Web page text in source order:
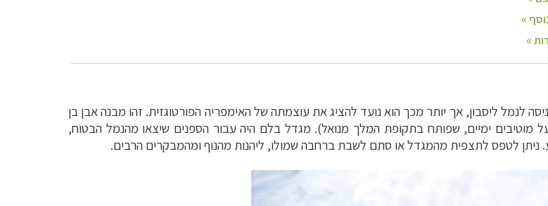
להגן על הכניסה לנמל ליסבון, אך יותר מכך הוא נועד להציג את עוצמתה של האימפריה הפורטוגזית. זהו מבנה אבן בן
בעל מוטיבים ימיים, שפותח בתקופת המלך מנואל). מגדל בלם היה עבור הספנים שיצאו מהנמל הבטוח,
לטפס לתצפית מהמגדל או סתם לשבת ברחבה שמולו, ליהנות מהנוף ומהמבקרים הרבים.